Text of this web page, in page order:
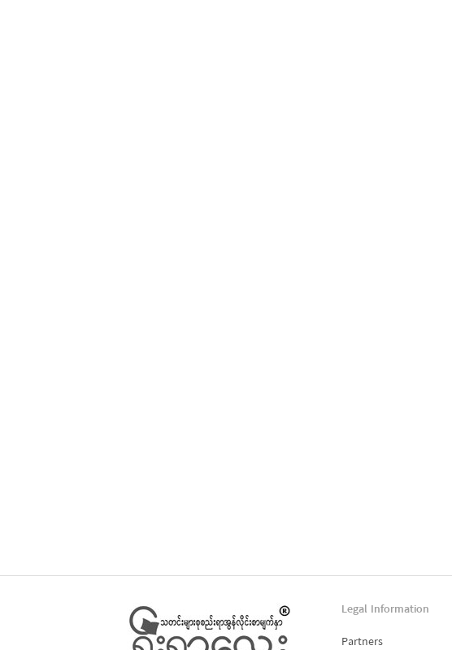
Legal Information
Partners